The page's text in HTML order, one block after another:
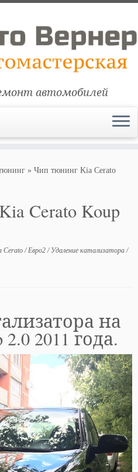
автомобилей
» Чип тюнинг Kia Cerato
Cerato Koup
Cerato / Евро2 / Удаление катализатора /
на
2.0 2011 года.